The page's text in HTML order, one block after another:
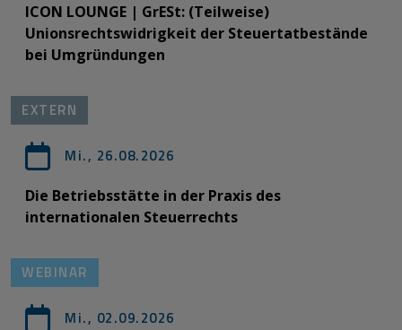
ICON LOUNGE | GrESt: (Teilweise)
Unionsrechtswidrigkeit der Steuertatbestände
bei Umgründungen
EXTERN
Mi., 26.08.2026
Die Betriebsstätte in der Praxis des
internationalen Steuerrechts
WEBINAR
Mi., 02.09.2026